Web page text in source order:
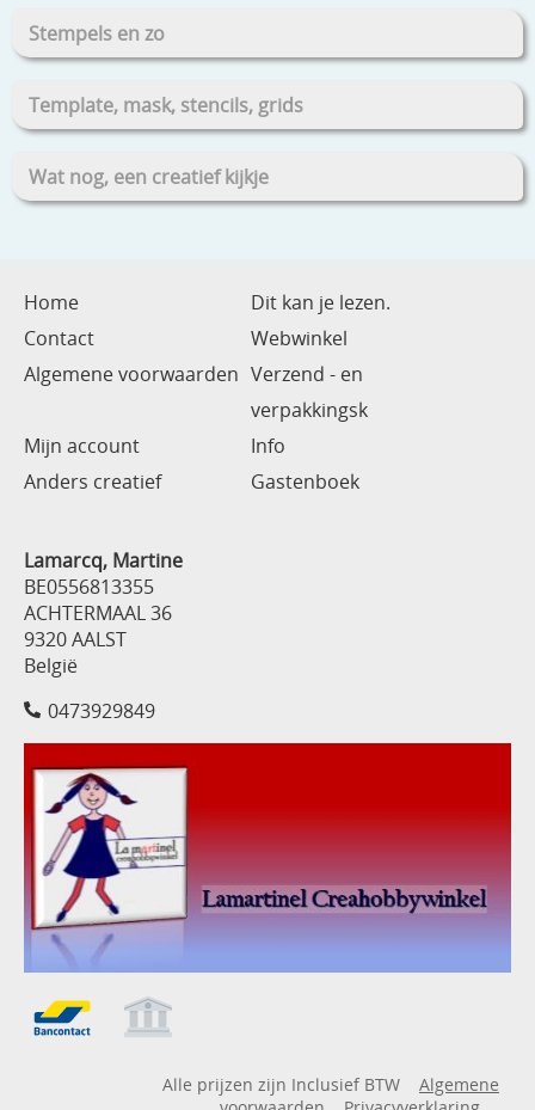
Stempels en zo
Template, mask, stencils, grids
Wat nog, een creatief kijkje
Home
Dit kan je lezen.
Contact
Webwinkel
Algemene voorwaarden Verzend - en
verpakkingsk
Mijn account
Info
Anders creatief
Gastenboek
Lamarcq, Martine
BE0556813355
ACHTERMAAL 36
9320 AALST
België
0473929849
Alle prijzen zijn Inclusief BTW
Algemene